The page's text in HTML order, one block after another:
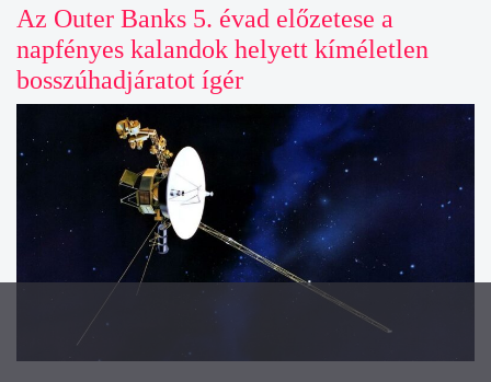
Az Outer Banks 5. évad előzetese a
napfényes kalandok helyett kíméletlen
bosszúhadjáratot ígér